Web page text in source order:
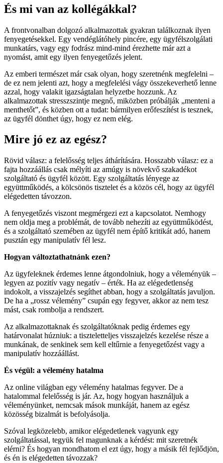
És mi van az kollégákkal?
A frontvonalban dolgozó alkalmazottak gyakran találkoznak ilyen
fenyegetésekkel. Egy vendéglátóhely pincére, egy ügyfélszolgálati
munkatárs, vagy egy fodrász mind-mind érezhette már azt a
nyomást, amit egy ilyen fenyegetőzés jelent.
Az emberi természet már csak olyan, hogy szeretnénk megfelelni –
de ez nem jelenti azt, hogy a megfelelési vágy összekeverhető lenne
azzal, hogy valakit igazságtalan helyzetbe hozzunk. Az
alkalmazottak stresszszintje megnő, miközben próbálják „menteni a
menthetőt”, és közben ott a tudat: bármilyen erőfeszítést is tesznek,
az ügyfél dönthet úgy, hogy ez nem elég.
Mire jó ez az egész?
Rövid válasz: a felelősség teljes áthárítására. Hosszabb válasz: ez a
fajta hozzáállás csak mélyíti az amúgy is növekvő szakadékot
szolgáltató és ügyfél között. Egy szolgáltatás lényege az
együttműködés, a kölcsönös tisztelet és a közös cél, hogy az ügyfél
elégedetten távozzon.
A fenyegetőzés viszont megmérgezi ezt a kapcsolatot. Nemhogy
nem oldja meg a problémát, de tovább nehezíti az együttműködést,
és a szolgáltató szemében az ügyfél nem építő kritikát adó, hanem
pusztán egy manipulatív fél lesz.
Hogyan változtathatnánk ezen?
Az ügyfeleknek érdemes lenne átgondolniuk, hogy a véleményük –
legyen az pozitív vagy negatív – érték. Ha az elégedetlenség
indokolt, a visszajelzés segíthet abban, hogy a szolgáltatás javuljon.
De ha a „rossz vélemény” csupán egy fegyver, akkor az nem tesz
mást, csak rombolja a rendszert.
Az alkalmazottaknak és szolgáltatóknak pedig érdemes egy
határvonalat húzniuk: a tiszteletteljes visszajelzés kezelése része a
munkának, de senkinek sem kell eltűrnie a fenyegetőzést vagy a
manipulatív hozzáállást.
És végül: a vélemény hatalma
Az online világban egy vélemény hatalmas fegyver. De a
hatalommal felelősség is jár. Az, hogy hogyan használjuk a
véleményünket, nemcsak mások munkáját, hanem az egész
közösség bizalmát is befolyásolja.
Szóval legközelebb, amikor elégedetlenek vagyunk egy
szolgáltatással, tegyük fel magunknak a kérdést: mit szeretnék
elérni? És hogyan mondhatom el ezt úgy, hogy a másik fél fejlődjön,
és én is elégedetten távozzak?